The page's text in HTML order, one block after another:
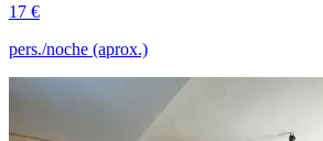
17 €
pers./noche (aprox.)